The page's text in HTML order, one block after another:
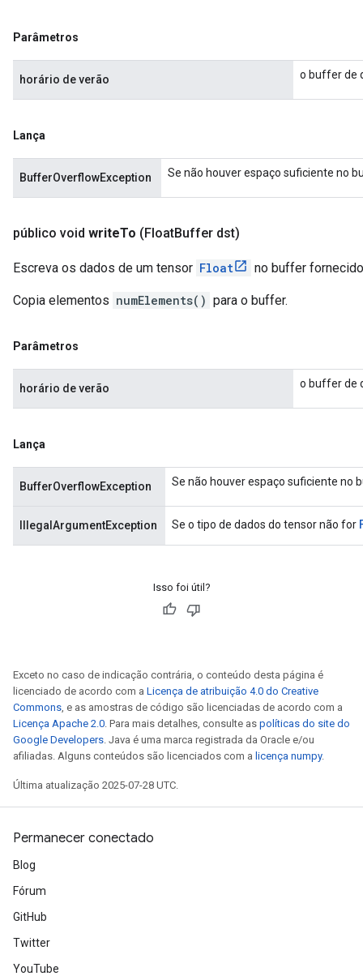
Parâmetros
horário de verão o buffer de
Lança
BufferOverflowException Se não houver espaço suficiente no
público void writeTo (FloatBuffer dst)
Escreva os dados de um tensor Float no buffer
Copia elementos numElements() para o buffer.
Parâmetros
horário de verão o buffer de
Lança
BufferOverflowException Se não houver espaço suficiente no
IllegalArgumentException Se o tipo de dados do tensor não for
Isso foi útil?
Exceto no caso de indicação contrária, o conteúdo desta página é
licenciado de acordo com a Licença de atribuição 4.0 do Creative
Commons, e as amostras de código são licenciadas de acordo com a
Licença Apache 2.0. Para mais detalhes, consulte as políticas do site do
Google Developers. Java é uma marca registrada da Oracle e/ou
afiliadas. Alguns conteúdos são licenciados com a licença numpy.
Última atualização 2025-07-28 UTC.
Permanecer conectado
Blog
Fórum
GitHub
Twitter
YouTube